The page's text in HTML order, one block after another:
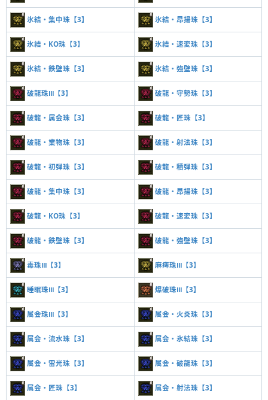
氷結・集中珠【3】 氷結・昂揚珠【3】
氷結・KO珠【3】 氷結・速変珠【3】
氷結・鉄壁珠【3】 氷結・強壁珠【3】
破龍珠Ⅲ【3】 破龍・守勢珠【3】
破龍・属会珠【3】 破龍・匠珠【3】
破龍・業物珠【3】 破龍・射法珠【3】
破龍・初弾珠【3】 破龍・積弾珠【3】
破龍・集中珠【3】 破龍・昂揚珠【3】
破龍・KO珠【3】 破龍・速変珠【3】
破龍・鉄壁珠【3】 破龍・強壁珠【3】
毒珠Ⅲ【3】 麻痺珠Ⅲ【3】
睡眠珠Ⅲ【3】 爆破珠Ⅲ【3】
属会珠Ⅲ【3】 属会・火炎珠【3】
属会・流水珠【3】 属会・氷結珠【3】
属会・雷光珠【3】 属会・破龍珠【3】
属会・匠珠【3】 属会・射法珠【3】